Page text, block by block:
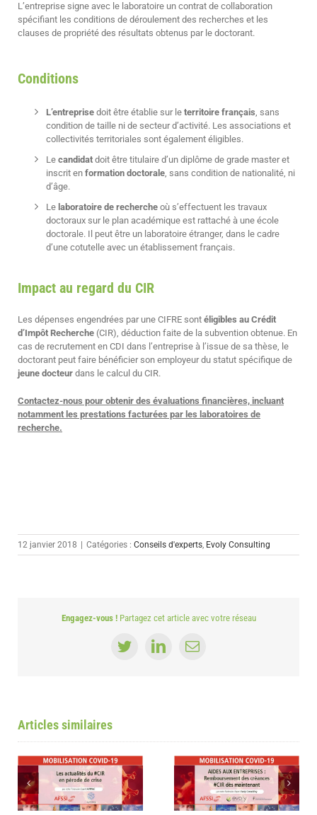
L’entreprise signe avec le laboratoire un contrat de collaboration
spécifiant les conditions de déroulement des recherches et les
clauses de propriété des résultats obtenus par le doctorant.
Conditions
L’entreprise doit être établie sur le territoire français, sans
condition de taille ni de secteur d’activité. Les associations et
collectivités territoriales sont également éligibles.
Le candidat doit être titulaire d’un diplôme de grade master et
inscrit en formation doctorale, sans condition de nationalité, ni
d’âge.
Le laboratoire de recherche où s’effectuent les travaux
doctoraux sur le plan académique est rattaché à une école
doctorale. Il peut être un laboratoire étranger, dans le cadre
d’une cotutelle avec un établissement français.
Impact au regard du CIR
Les dépenses engendrées par une CIFRE sont éligibles au Crédit
d’Impôt Recherche (CIR), déduction faite de la subvention obtenue. En
cas de recrutement en CDI dans l’entreprise à l’issue de sa thèse, le
doctorant peut faire bénéficier son employeur du statut spécifique de
jeune docteur dans le calcul du CIR.
Contactez-nous pour obtenir des évaluations financières, incluant
notamment les prestations facturées par les laboratoires de
recherche.
12 janvier 2018 Catégories : Conseils d'experts, Evoly Consulting
Engagez-vous !Partagez cet article avec votre réseau
TwitterLinkedInEmail
Articles similaires
Remboursement des créances CIR
dès maintenant
30 milliards d’euros pour
l’innovation